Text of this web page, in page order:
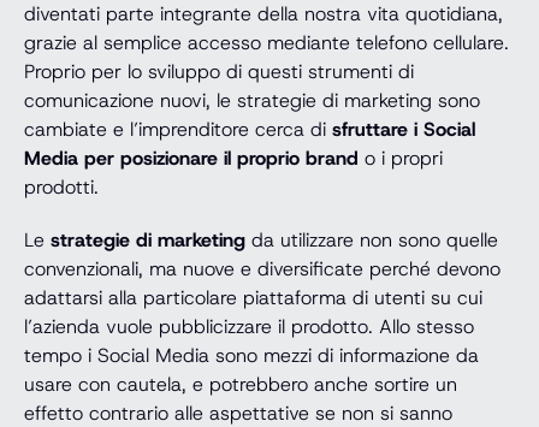
diventati parte integrante della nostra vita quotidiana,
grazie al semplice accesso mediante telefono cellulare.
Proprio per lo sviluppo di questi strumenti di
comunicazione nuovi, le strategie di marketing sono
cambiate e l’imprenditore cerca di sfruttare i Social
Media per posizionare il proprio brand o i propri
prodotti.
Le strategie di marketing da utilizzare non sono quelle
convenzionali, ma nuove e diversificate perché devono
adattarsi alla particolare piattaforma di utenti su cui
l’azienda vuole pubblicizzare il prodotto. Allo stesso
tempo i Social Media sono mezzi di informazione da
usare con cautela, e potrebbero anche sortire un
effetto contrario alle aspettative se non si sanno